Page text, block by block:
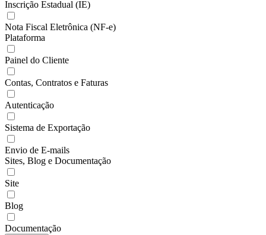
Inscrição Estadual (IE)
Nota Fiscal Eletrônica (NF-e)
Plataforma
Painel do Cliente
Contas, Contratos e Faturas
Autenticação
Sistema de Exportação
Envio de E-mails
Sites, Blog e Documentação
Site
Blog
Documentação